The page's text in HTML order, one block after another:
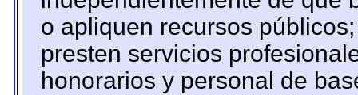
o apliquen recursos
presten servicios
honorarios y personal de